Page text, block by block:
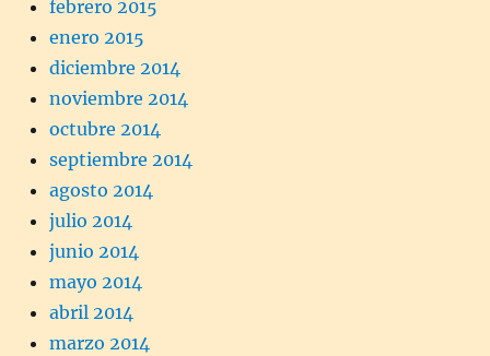
febrero 2015
enero 2015
diciembre 2014
noviembre 2014
octubre 2014
septiembre 2014
agosto 2014
julio 2014
junio 2014
mayo 2014
abril 2014
marzo 2014